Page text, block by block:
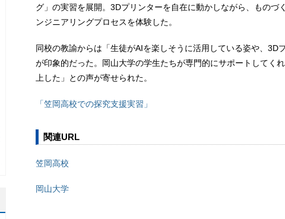
グ」の実習を展開。3Dプリンターを自在に動かしながら、ものづ
ンジニアリングプロセスを体験した。
同校の教諭からは「生徒がAIを楽しそうに活用している姿や、3D
が印象的だった。岡山大学の学生たちが専門的にサポートしてく
上した」との声が寄せられた。
「笠岡高校での探究支援実習」
関連URL
笠岡高校
岡山大学